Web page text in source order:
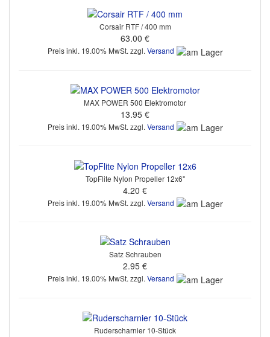
Corsair RTF / 400 mm
63.00 €
Preis inkl. 19.00% MwSt. zzgl. Versand
MAX POWER 500 Elektromotor
13.95 €
Preis inkl. 19.00% MwSt. zzgl. Versand
TopFlite Nylon Propeller 12x6"
4.20 €
Preis inkl. 19.00% MwSt. zzgl. Versand
Satz Schrauben
2.95 €
Preis inkl. 19.00% MwSt. zzgl. Versand
Ruderscharnier 10-Stück